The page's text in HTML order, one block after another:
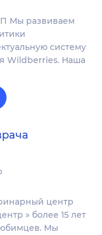
Мы развиваем
систему
Wildberries. Наша
центр
» более 15 лет
Мы